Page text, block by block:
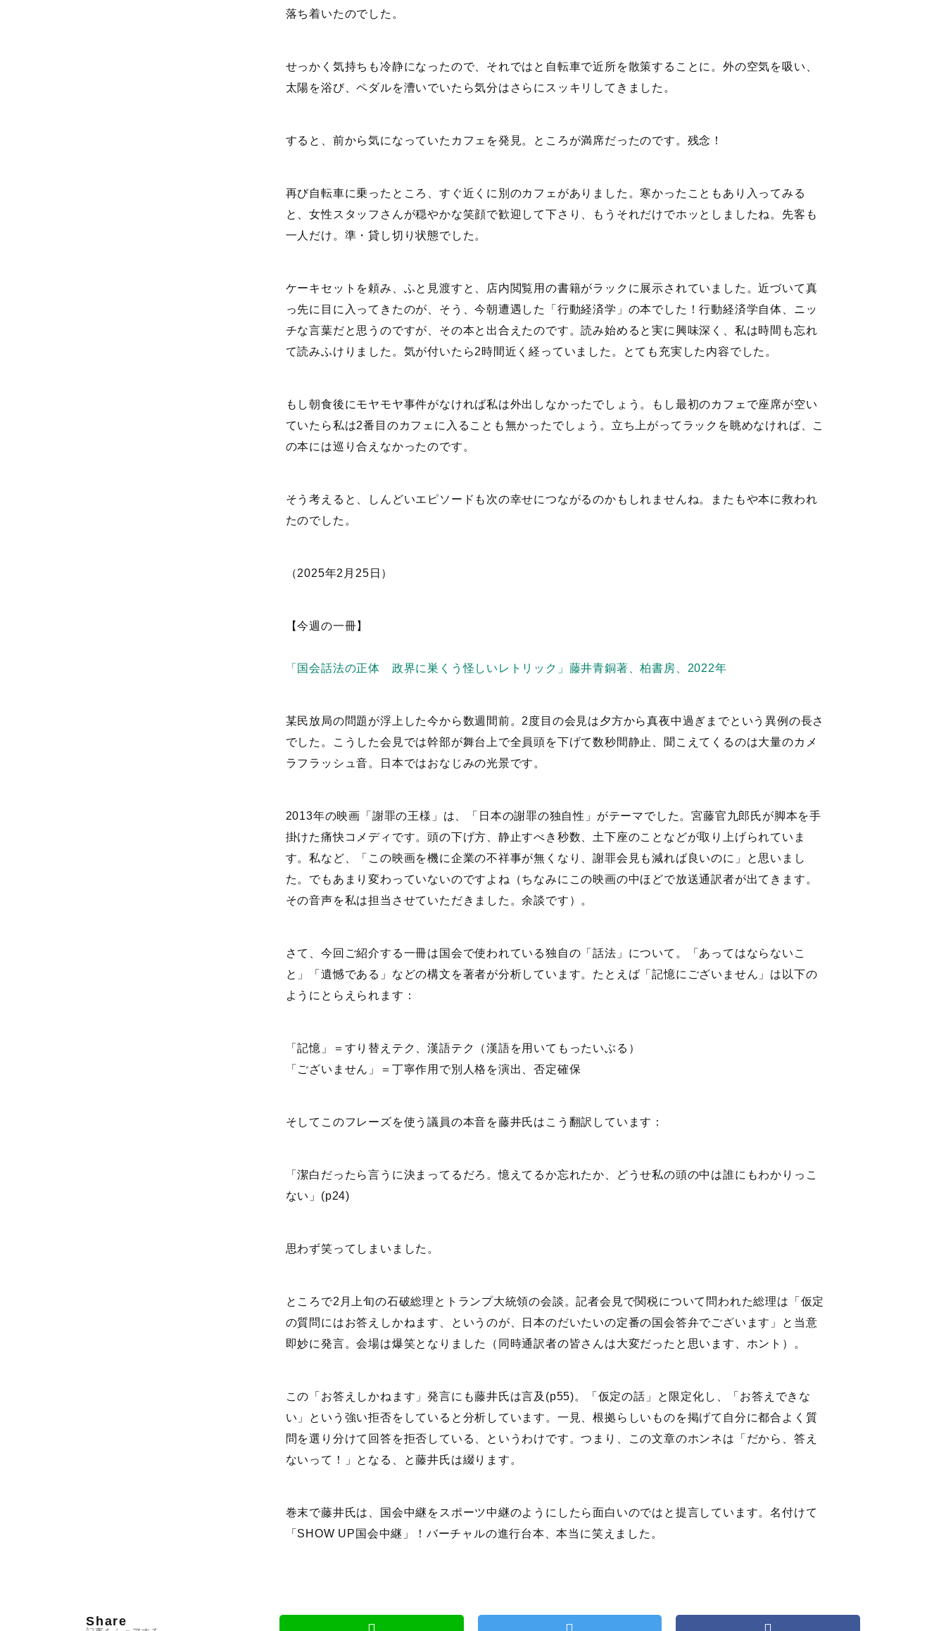
落ち着いたのでした。
せっかく気持ちも冷静になったので、それではと自転車で近所を散策することに。外の空気を吸い、
太陽を浴び、ペダルを漕いでいたら気分はさらにスッキリしてきました。
すると、前から気になっていたカフェを発見。ところが満席だったのです。残念！
再び自転車に乗ったところ、すぐ近くに別のカフェがありました。寒かったこともあり入ってみる
と、女性スタッフさんが穏やかな笑顔で歓迎して下さり、もうそれだけでホッとしましたね。先客も
一人だけ。準・貸し切り状態でした。
ケーキセットを頼み、ふと見渡すと、店内閲覧用の書籍がラックに展示されていました。近づいて真
っ先に目に入ってきたのが、そう、今朝遭遇した「行動経済学」の本でした！行動経済学自体、ニッ
チな言葉だと思うのですが、その本と出合えたのです。読み始めると実に興味深く、私は時間も忘れ
て読みふけりました。気が付いたら2時間近く経っていました。とても充実した内容でした。
もし朝食後にモヤモヤ事件がなければ私は外出しなかったでしょう。もし最初のカフェで座席が空い
ていたら私は2番目のカフェに入ることも無かったでしょう。立ち上がってラックを眺めなければ、こ
の本には巡り合えなかったのです。
そう考えると、しんどいエピソードも次の幸せにつながるのかもしれませんね。またもや本に救われ
たのでした。
（2025年2月25日）
【今週の一冊】
「国会話法の正体 政界に巣くう怪しいレトリック」藤井青銅著、柏書房、2022年
某民放局の問題が浮上した今から数週間前。2度目の会見は夕方から真夜中過ぎまでという異例の長さ
でした。こうした会見では幹部が舞台上で全員頭を下げて数秒間静止、聞こえてくるのは大量のカメ
ラフラッシュ音。日本ではおなじみの光景です。
2013年の映画「謝罪の王様」は、「日本の謝罪の独自性」がテーマでした。宮藤官九郎氏が脚本を手
掛けた痛快コメディです。頭の下げ方、静止すべき秒数、土下座のことなどが取り上げられていま
す。私など、「この映画を機に企業の不祥事が無くなり、謝罪会見も減れば良いのに」と思いまし
た。でもあまり変わっていないのですよね（ちなみにこの映画の中ほどで放送通訳者が出てきます。
その音声を私は担当させていただきました。余談です）。
さて、今回ご紹介する一冊は国会で使われている独自の「話法」について。「あってはならないこ
と」「遺憾である」などの構文を著者が分析しています。たとえば「記憶にございません」は以下の
ようにとらえられます：
「記憶」＝すり替えテク、漢語テク（漢語を用いてもったいぶる）
「ございません」＝丁寧作用で別人格を演出、否定確保
そしてこのフレーズを使う議員の本音を藤井氏はこう翻訳しています：
「潔白だったら言うに決まってるだろ。憶えてるか忘れたか、どうせ私の頭の中は誰にもわかりっこ
ない」(p24)
思わず笑ってしまいました。
ところで2月上旬の石破総理とトランプ大統領の会談。記者会見で関税について問われた総理は「仮定
の質問にはお答えしかねます、というのが、日本のだいたいの定番の国会答弁でございます」と当意
即妙に発言。会場は爆笑となりました（同時通訳者の皆さんは大変だったと思います、ホント）。
この「お答えしかねます」発言にも藤井氏は言及(p55)。「仮定の話」と限定化し、「お答えできな
い」という強い拒否をしていると分析しています。一見、根拠らしいものを掲げて自分に都合よく質
問を選り分けて回答を拒否している、というわけです。つまり、この文章のホンネは「だから、答え
ないって！」となる、と藤井氏は綴ります。
巻末で藤井氏は、国会中継をスポーツ中継のようにしたら面白いのではと提言しています。名付けて
「SHOW UP国会中継」！バーチャルの進行台本、本当に笑えました。
Share